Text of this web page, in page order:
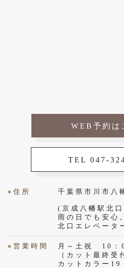
WEB予約は
TEL 047-
●住所 千葉県市川市八
(京成八幡駅北
雨の日でも安心
北口エレベータ
●営業時間
月～土祝 10：
（カット最終受
カットカラー19